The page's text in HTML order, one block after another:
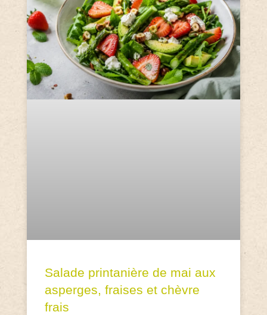
Salade printanière de mai aux
asperges, fraises et chèvre
frais